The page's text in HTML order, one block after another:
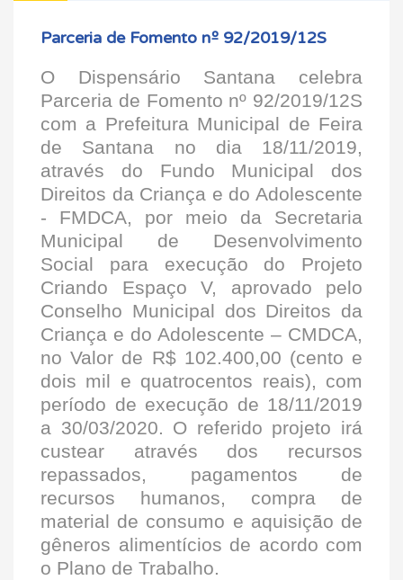
Parceria de Fomento nº 92/2019/12S
O Dispensário Santana celebra
Parceria de Fomento nº 92/2019/12S
com a Prefeitura Municipal de Feira
de Santana no dia 18/11/2019,
através do Fundo Municipal dos
Direitos da Criança e do Adolescente
- FMDCA, por meio da Secretaria
Municipal de Desenvolvimento
Social para execução do Projeto
Criando Espaço V, aprovado pelo
Conselho Municipal dos Direitos da
Criança e do Adolescente – CMDCA,
no Valor de R$ 102.400,00 (cento e
dois mil e quatrocentos reais), com
período de execução de 18/11/2019
a 30/03/2020. O referido projeto irá
custear através dos recursos
repassados, pagamentos de
recursos humanos, compra de
material de consumo e aquisição de
gêneros alimentícios de acordo com
o Plano de Trabalho.